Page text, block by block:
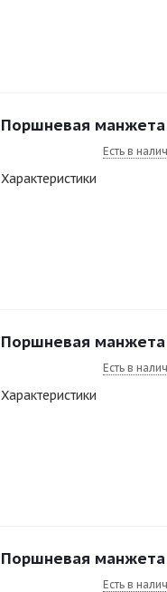
Поршневая манжета
Есть в
Характеристики
Поршневая манжета
Есть в
Характеристики
Поршневая манжета
Есть в